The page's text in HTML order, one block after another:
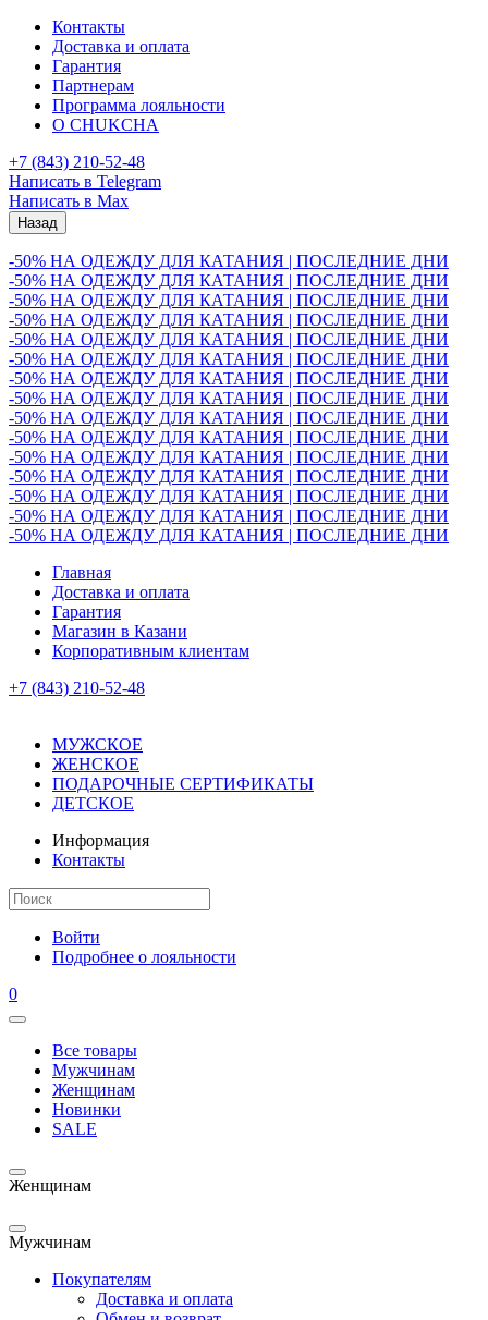
Контакты
Доставка и оплата
Гарантия
Партнерам
Программа лояльности
О CHUKCHA
+7 (843) 210-52-48
Написать в Telegram
Написать в Max
Назад
-50% НА ОДЕЖДУ ДЛЯ КАТАНИЯ | ПОСЛЕДНИЕ ДНИ
-50% НА ОДЕЖДУ ДЛЯ КАТАНИЯ | ПОСЛЕДНИЕ ДНИ
-50% НА ОДЕЖДУ ДЛЯ КАТАНИЯ | ПОСЛЕДНИЕ ДНИ
-50% НА ОДЕЖДУ ДЛЯ КАТАНИЯ | ПОСЛЕДНИЕ ДНИ
-50% НА ОДЕЖДУ ДЛЯ КАТАНИЯ | ПОСЛЕДНИЕ ДНИ
-50% НА ОДЕЖДУ ДЛЯ КАТАНИЯ | ПОСЛЕДНИЕ ДНИ
-50% НА ОДЕЖДУ ДЛЯ КАТАНИЯ | ПОСЛЕДНИЕ ДНИ
-50% НА ОДЕЖДУ ДЛЯ КАТАНИЯ | ПОСЛЕДНИЕ ДНИ
-50% НА ОДЕЖДУ ДЛЯ КАТАНИЯ | ПОСЛЕДНИЕ ДНИ
-50% НА ОДЕЖДУ ДЛЯ КАТАНИЯ | ПОСЛЕДНИЕ ДНИ
-50% НА ОДЕЖДУ ДЛЯ КАТАНИЯ | ПОСЛЕДНИЕ ДНИ
-50% НА ОДЕЖДУ ДЛЯ КАТАНИЯ | ПОСЛЕДНИЕ ДНИ
-50% НА ОДЕЖДУ ДЛЯ КАТАНИЯ | ПОСЛЕДНИЕ ДНИ
-50% НА ОДЕЖДУ ДЛЯ КАТАНИЯ | ПОСЛЕДНИЕ ДНИ
-50% НА ОДЕЖДУ ДЛЯ КАТАНИЯ | ПОСЛЕДНИЕ ДНИ
Главная
Доставка и оплата
Гарантия
Магазин в Казани
Корпоративным клиентам
+7 (843) 210-52-48
МУЖСКОЕ
ЖЕНСКОЕ
ПОДАРОЧНЫЕ СЕРТИФИКАТЫ
ДЕТСКОЕ
Информация
Контакты
Войти
Подробнее о лояльности
0
Все товары
Мужчинам
Женщинам
Новинки
SALE
Женщинам
Мужчинам
Покупателям
Доставка и оплата